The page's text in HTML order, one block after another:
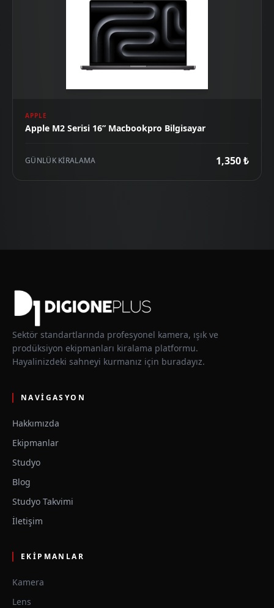
APPLE
Apple M2 Serisi 16” Macbookpro Bilgisayar
GÜNLÜK KIRALAMA 1,350 ₺
Sektör standartlarında profesyonel kamera, ışık ve
prodüksiyon ekipmanları kiralama platformu.
Hayalinizdeki sahneyi kurmanız için buradayız.
NAVIGASYON
Hakkımızda
Ekipmanlar
Studyo
Blog
Studyo Takvimi
İletişim
EKIPMANLAR
Kamera
Lens